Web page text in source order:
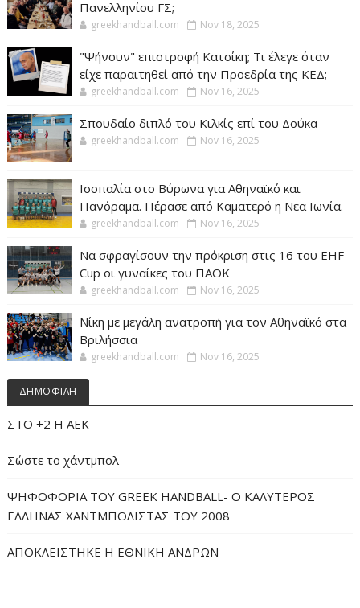
Πανελληνίου ΓΣ;
greekhandball.com Nov 18, 2025
"Ψήνουν" επιστροφή Κατσίκη; Τι έλεγε όταν
είχε παραιτηθεί από την Προεδρία της ΚΕΔ;
greekhandball.com Nov 16, 2025
Σπουδαίο διπλό του Κιλκίς επί του Δούκα
greekhandball.com Nov 16, 2025
Ισοπαλία στο Βύρωνα για Αθηναϊκό και
Πανόραμα. Πέρασε από Καματερό η Νεα Ιωνία.
greekhandball.com Nov 16, 2025
Να σφραγίσουν την πρόκριση στις 16 του EHF
Cup οι γυναίκες του ΠΑΟΚ
greekhandball.com Nov 16, 2025
Νίκη με μεγάλη ανατροπή για τον Αθηναϊκό στα
Βριλήσσια
greekhandball.com Nov 16, 2025
ΔΗΜΟΦΙΛΗ
ΣΤΟ +2 Η ΑΕΚ
Σώστε το χάντμπολ
ΨΗΦΟΦΟΡΙΑ ΤΟΥ GREEK HANDBALL- O ΚΑΛΥΤΕΡΟΣ
ΕΛΛΗΝΑΣ ΧΑΝΤΜΠΟΛΙΣΤΑΣ ΤΟΥ 2008
ΑΠΟΚΛΕΙΣΤΗΚΕ Η ΕΘΝΙΚΗ ΑΝΔΡΩΝ